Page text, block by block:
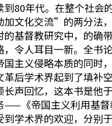
到80年代。在整个社
文化交流”的两分法
的基督教研究中，的确
，令人耳目一新。全书
主义侵略本质的同时
革后学术界起到了填补
长声回忆，这本书是他
——《帝国主义利用基
学术界的欢迎，分别